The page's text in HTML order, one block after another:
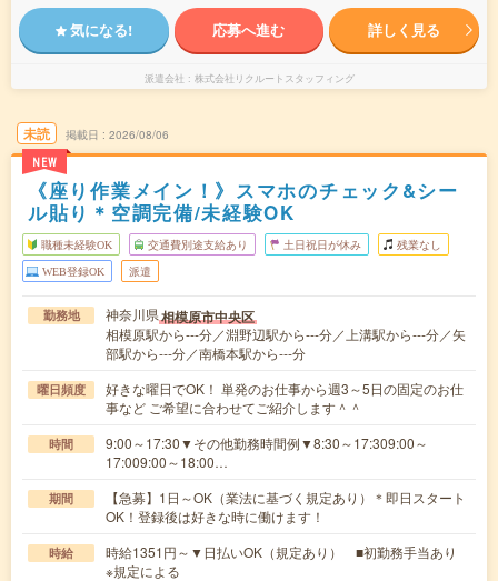
気になる! 応募へ進む 詳しく見る
派遣会社 株式会社リクルートスタッフィング
未読
NEW
掲載日 2026/08/06
《座り作業メイン！》スマホのチェック&シー
ル貼り＊空調完備/未経験OK
職種未経験OK 交通費別途支給あり 土日祝日が休み 残業なし
WEB登録OK 派遣
勤務地 神奈川県相模原市中央区
相模原駅から---分／淵野辺駅から---分／上溝駅から---分／矢
部駅から---分／南橋本駅から---分
曜日頻度
好きな曜日でOK！ 単発のお仕事から週3～5日の固定のお仕
事など ご希望に合わせてご紹介します＾＾
時間
9:00～17:30▼その他勤務時間例▼8:30～17:309:00～
17:009:00～18:00…
期間
【急募】1日～OK（業法に基づく規定あり）＊即日スタート
OK！登録後は好きな時に働けます！
時給
時給1351円～▼日払いOK（規定あり） ■初勤務手当あり
※規定による